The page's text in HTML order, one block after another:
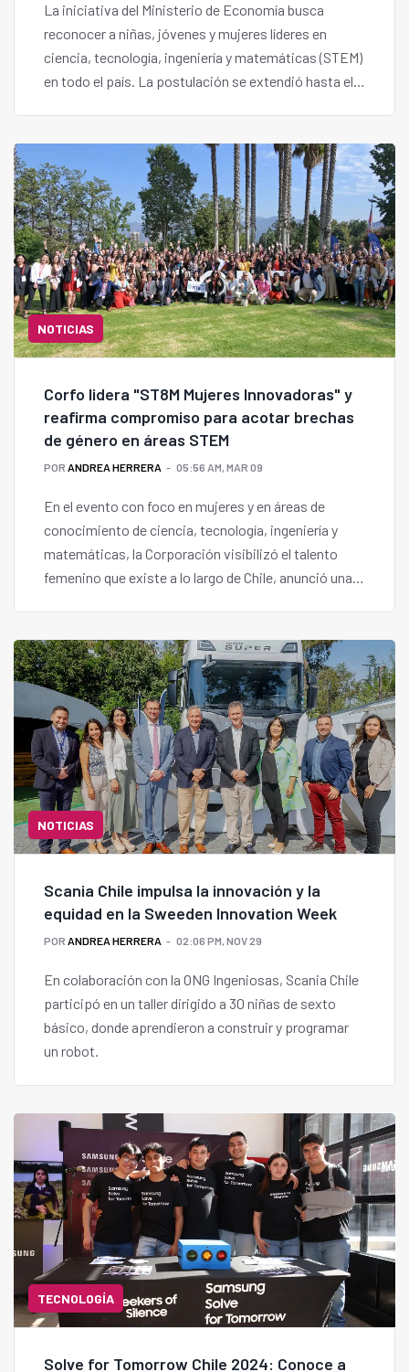
La iniciativa del Ministerio de Economía busca
reconocer a niñas, jóvenes y mujeres líderes en
ciencia, tecnología, ingeniería y matemáticas (STEM)
en todo el país. La postulación se extendió hasta el
NOTICIAS
Corfo lidera "ST8M Mujeres Innovadoras" y
reafirma compromiso para acotar brechas
de género en áreas STEM
POR ANDREA HERRERA 05:56 AM, MAR 09
En el evento con foco en mujeres y en áreas de
conocimiento de ciencia, tecnología, ingeniería y
matemáticas, la Corporación visibilizó el talento
femenino que existe a lo largo de Chile, anunció una
programa Innova Región.
NOTICIAS
Scania Chile impulsa la innovación y la
equidad en la Sweeden Innovation Week
POR ANDREA HERRERA 02:06 PM, NOV 29
En colaboración con la ONG Ingeniosas, Scania Chile
participó en un taller dirigido a 30 niñas de sexto
básico, donde aprendieron a construir y programar
un robot.
TECNOLOGÍA
Solve for Tomorrow Chile 2024: Conoce a